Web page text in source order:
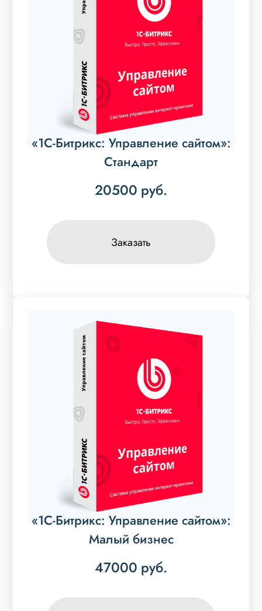
«1С-Битрикс: Управление сайтом»:
Стандарт
20500 руб.
Заказать
«1С-Битрикс: Управление сайтом»:
Малый бизнес
47000 руб.